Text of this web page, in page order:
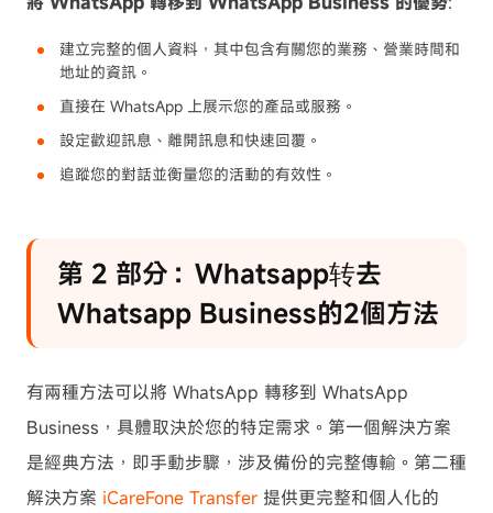
建立完整的個人資料，其中包含有關您的業務、營業時間和
地址的資訊。
直接在 WhatsApp 上展示您的產品或服務。
設定歡迎訊息、離開訊息和快速回覆。
追蹤您的對話並衡量您的活動的有效性。
第 2 部分：Whatsapp转去
Whatsapp Business的2個方法
有兩種方法可以將 WhatsApp 轉移到 WhatsApp
Business，具體取決於您的特定需求。第一個解決方案
是經典方法，即手動步驟，涉及備份的完整傳輸。第二種
解決方案 iCareFone Transfer 提供更完整和個人化的